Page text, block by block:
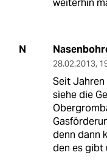
weiterhin
N
28.02.2013,
Seit
siehe die
denn dann
den es gibt